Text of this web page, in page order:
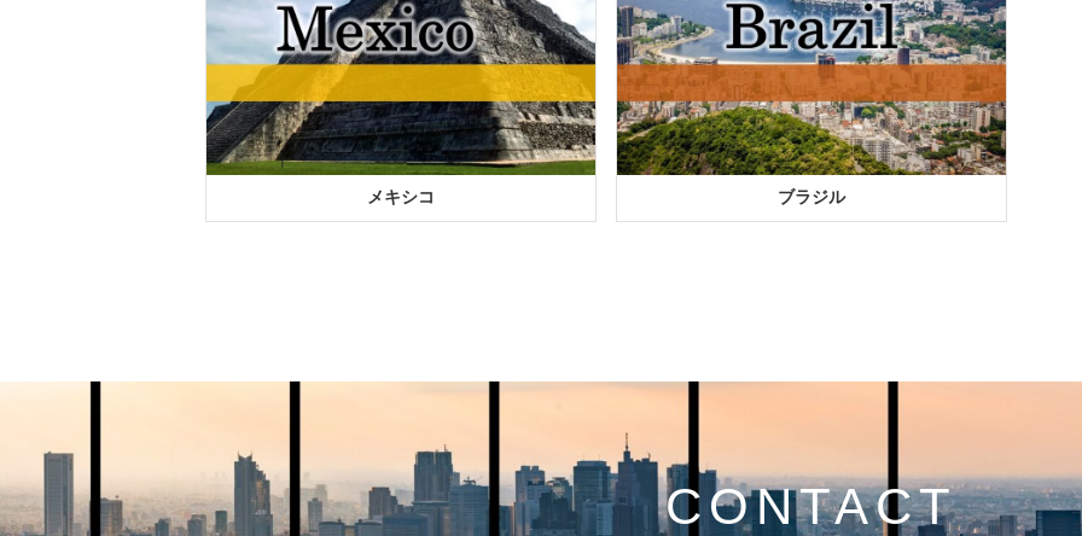
メキシコ ブラジル
CONTACT